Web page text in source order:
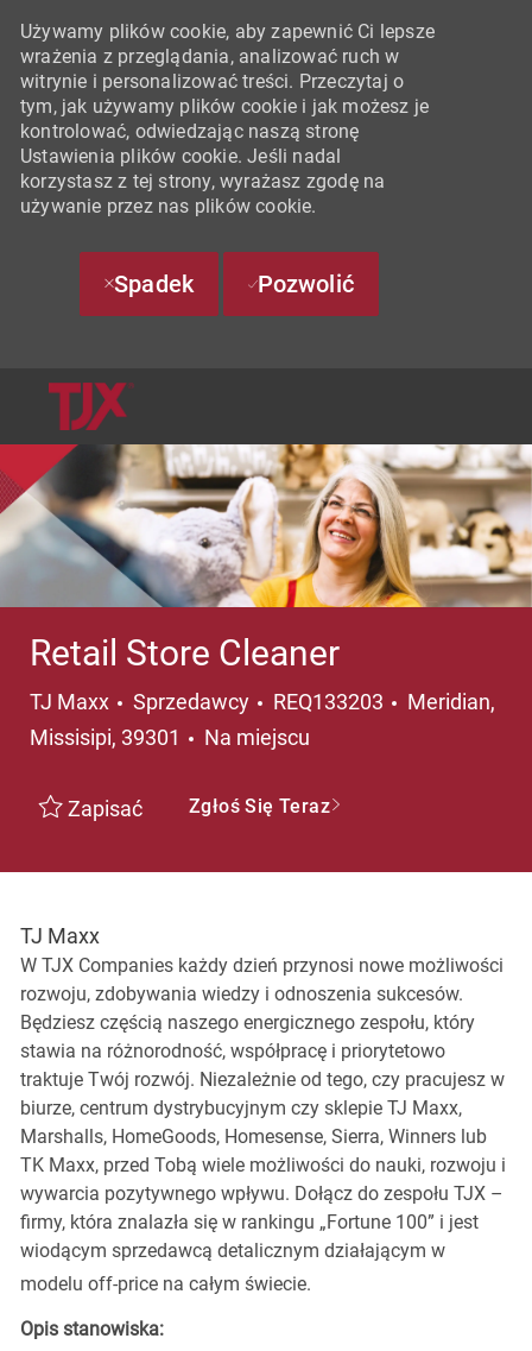
Używamy plików cookie, aby zapewnić Ci lepsze
wrażenia z przeglądania, analizować ruch w
witrynie i personalizować treści. Przeczytaj o
tym, jak używamy plików cookie i jak możesz je
kontrolować, odwiedzając naszą stronę
Ustawienia plików cookie. Jeśli nadal
korzystasz z tej strony, wyrażasz zgodę na
używanie przez nas plików cookie.
Spadek Pozwolić
Retail Store Cleaner
TJ Maxx Kategoria
Sprzedawcy REQ133203 Lokalizacja
Meridian,
Missisipi, 39301
Na miejscu
Zapisać Zgłoś Się Teraz
TJ Maxx
W TJX Companies każdy dzień przynosi nowe możliwości
rozwoju, zdobywania wiedzy i odnoszenia sukcesów.
Będziesz częścią naszego energicznego zespołu, który
stawia na różnorodność, współpracę i priorytetowo
traktuje Twój rozwój. Niezależnie od tego, czy pracujesz w
biurze, centrum dystrybucyjnym czy sklepie TJ Maxx,
Marshalls, HomeGoods, Homesense, Sierra, Winners lub
TK Maxx, przed Tobą wiele możliwości do nauki, rozwoju i
wywarcia pozytywnego wpływu. Dołącz do zespołu TJX –
firmy, która znalazła się w rankingu „Fortune 100” i jest
wiodącym sprzedawcą detalicznym działającym w
modelu off-price na całym świecie.
Opis stanowiska: